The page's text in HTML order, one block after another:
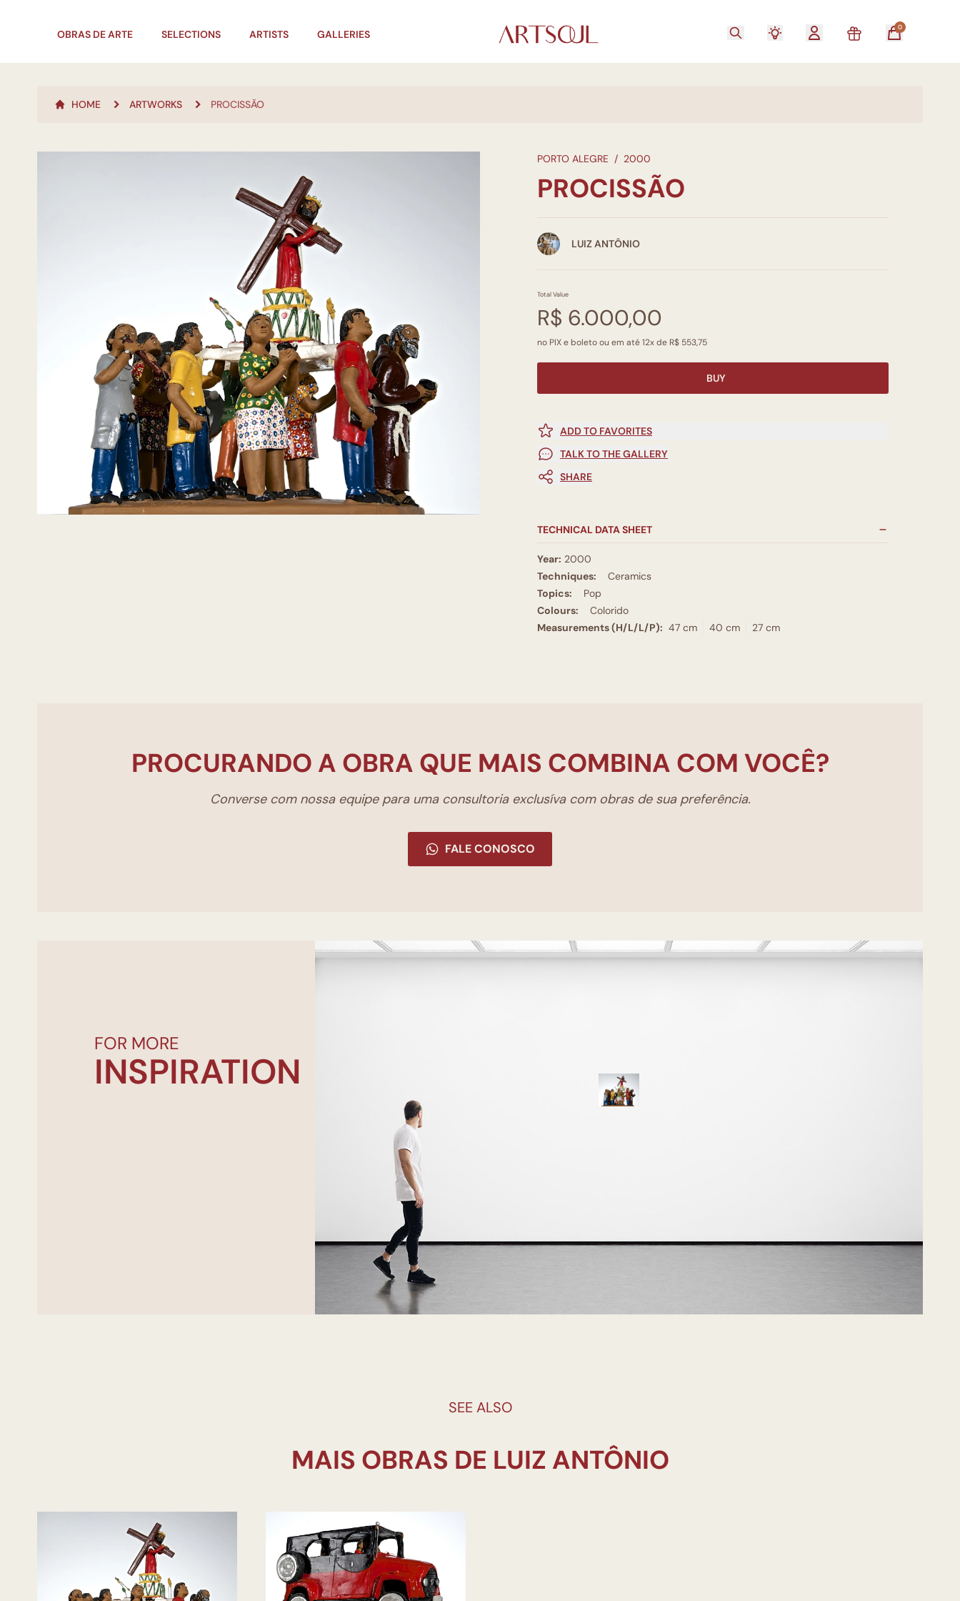
OBRAS DE ARTE SELECTIONS ARTISTS GALLERIES
0
HOME ARTWORKS PROCISSÃO
PORTO ALEGRE / 2000
PROCISSÃO
LUIZ ANTÔNIO
Total Value
R$ 6.000,00
no PIX e boleto ou em até 12x de R$ 553,75
BUY
ADD TO FAVORITES
TALK TO THE GALLERY
SHARE
TECHNICAL DATA SHEET
Year: 2000
Techniques:
Ceramics
Topics:
Pop
Colours:
Colorido
Measurements (H/L/L/P): 47 cm 40 cm 27 cm
PROCURANDO A OBRA QUE MAIS COMBINA COM VOCÊ?
Converse com nossa equipe para uma consultoria exclusíva com obras de sua preferência.
FALE CONOSCO
FOR MORE
INSPIRATION
SEE ALSO